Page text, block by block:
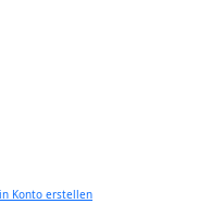
Konto erstellen